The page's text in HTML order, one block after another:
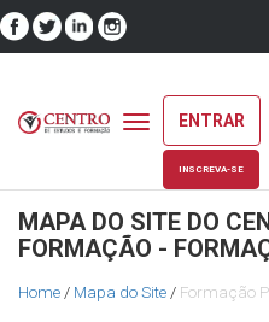
Toggle
navigation
ENTRAR
INSCREVA-SE
MAPA DO SITE DO
FORMAÇÃO -
Home / Mapa do Site / Formação